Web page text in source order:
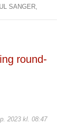
SANGER,
round-
2023 kl. 08:47